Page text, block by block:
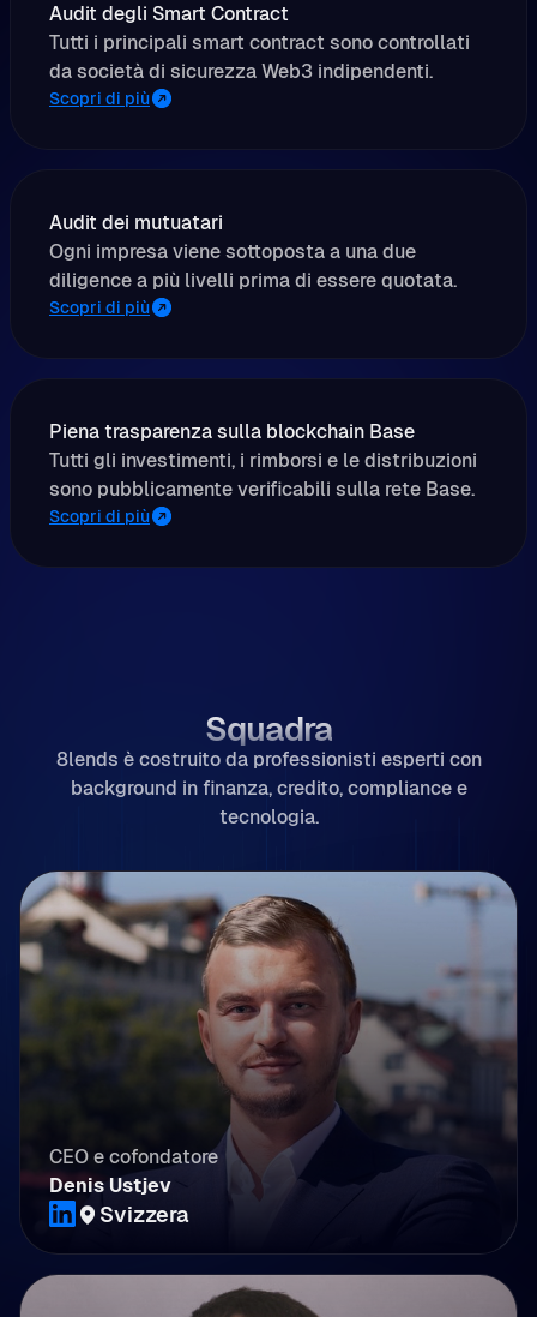
Audit degli Smart Contract
Tutti i principali smart contract sono controllati
da società di sicurezza Web3 indipendenti.
Scopri di più
Audit dei mutuatari
Ogni impresa viene sottoposta a una due
diligence a più livelli prima di essere quotata.
Scopri di più
Piena trasparenza sulla blockchain Base
Tutti gli investimenti, i rimborsi e le distribuzioni
sono pubblicamente verificabili sulla rete Base.
Scopri di più
Squadra
8lends è costruito da professionisti esperti con
background in finanza, credito, compliance e
tecnologia.
CEO e cofondatore
Denis Ustjev
Svizzera